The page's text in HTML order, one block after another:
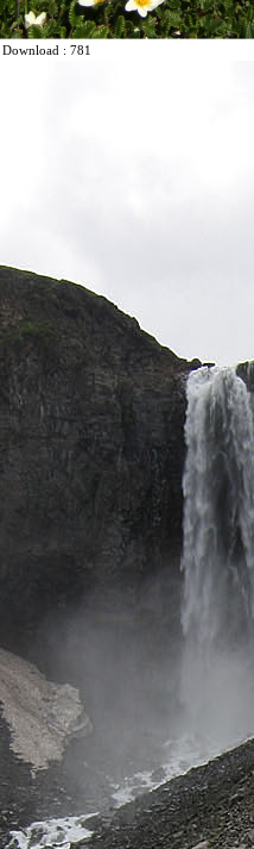
, Download : 781